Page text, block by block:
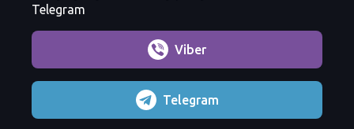
Telegram
Viber
Telegram